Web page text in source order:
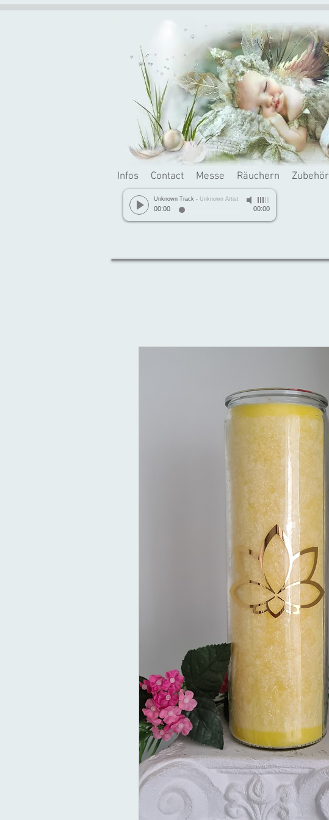
Infos Contact Messe Räuchern Zubehör
Unknown Track - Unknown Artist
00:00 00:00